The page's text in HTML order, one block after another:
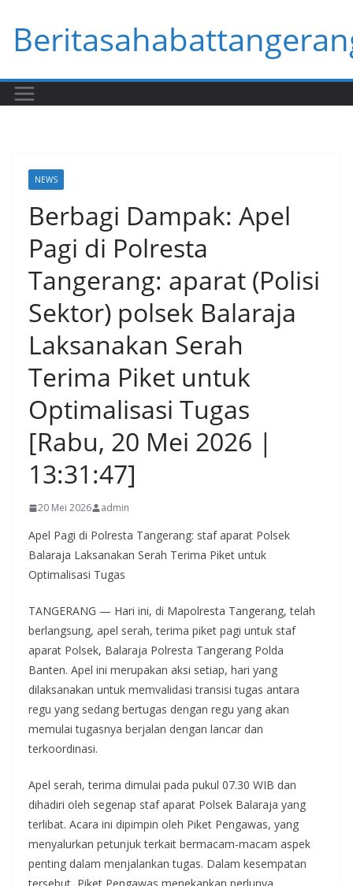
content
NEWS
Berbagi Dampak: Apel
Pagi di Polresta
Tangerang: aparat (Polisi
Sektor) polsek Balaraja
Laksanakan Serah
Terima Piket untuk
Optimalisasi Tugas
[Rabu, 20 Mei 2026 |
13:31:47]
20 Mei 2026 admin
Apel Pagi di Polresta Tangerang: staf aparat Polsek
Balaraja Laksanakan Serah Terima Piket untuk
Optimalisasi Tugas
TANGERANG — Hari ini, di Mapolresta Tangerang, telah
berlangsung, apel serah, terima piket pagi untuk staf
aparat Polsek, Balaraja Polresta Tangerang Polda
Banten. Apel ini merupakan aksi setiap, hari yang
dilaksanakan untuk memvalidasi transisi tugas antara
regu yang sedang bertugas dengan regu yang akan
memulai tugasnya berjalan dengan lancar dan
terkoordinasi.
Apel serah, terima dimulai pada pukul 07.30 WIB dan
dihadiri oleh segenap staf aparat Polsek Balaraja yang
terlibat. Acara ini dipimpin oleh Piket Pengawas, yang
menyalurkan petunjuk terkait bermacam-macam aspek
penting dalam menjalankan tugas. Dalam kesempatan